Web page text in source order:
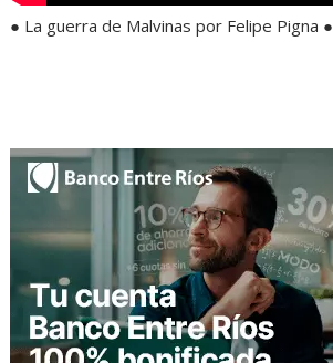
● La guerra de Malvinas por Felipe Pigna ●